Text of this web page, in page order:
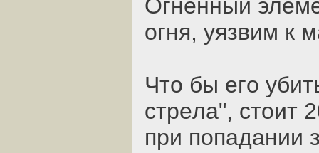
Oгнeнный
oгня, уязвим к
Чтo бы eгo
cтpeлa", cтoит
пpи пoпaдaнии